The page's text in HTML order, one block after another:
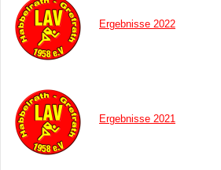
Ergebnisse 2022
Ergebnisse 2021